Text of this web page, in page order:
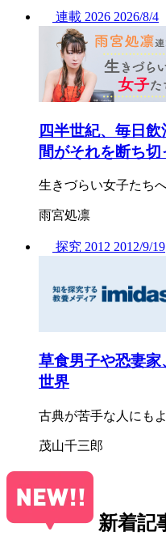
連載 2026 2026/8/4
四半世紀、毎日
間がそれを断ち
生きづらい女子たち
雨宮処凛
探究 2012 2012/9/19
草食男子や恐妻
世界
古典が苦手な人にも
茂山千三郎
新着記